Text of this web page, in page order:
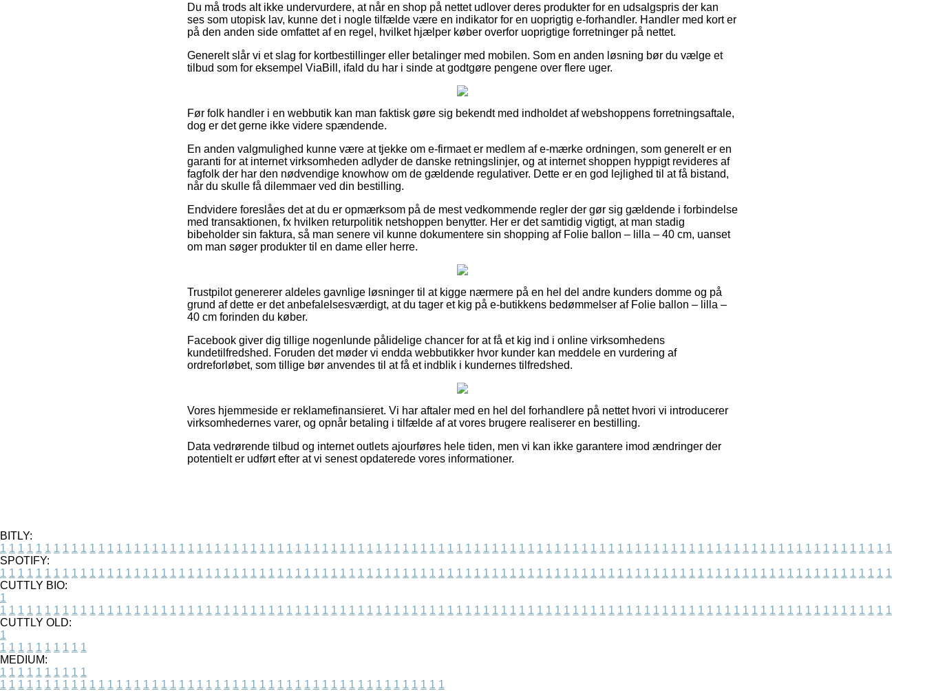
Du må trods alt ikke undervurdere, at når en shop på nettet udlover deres produkter for en udsalgspris der kan
ses som utopisk lav, kunne det i nogle tilfælde være en indikator for en uoprigtig e-forhandler. Handler med kort er
på den anden side omfattet af en regel, hvilket hjælper køber overfor uoprigtige forretninger på nettet.
Generelt slår vi et slag for kortbestillinger eller betalinger med mobilen. Som en anden løsning bør du vælge et
tilbud som for eksempel ViaBill, ifald du har i sinde at godtgøre pengene over flere uger.
Før folk handler i en webbutik kan man faktisk gøre sig bekendt med indholdet af webshoppens forretningsaftale,
dog er det gerne ikke videre spændende.
En anden valgmulighed kunne være at tjekke om e-firmaet er medlem af e-mærke ordningen, som generelt er en
garanti for at internet virksomheden adlyder de danske retningslinjer, og at internet shoppen hyppigt revideres af
fagfolk der har den nødvendige knowhow om de gældende regulativer. Dette er en god lejlighed til at få bistand,
når du skulle få dilemmaer ved din bestilling.
Endvidere foreslåes det at du er opmærksom på de mest vedkommende regler der gør sig gældende i forbindelse
med transaktionen, fx hvilken returpolitik netshoppen benytter. Her er det samtidig vigtigt, at man stadig
bibeholder sin faktura, så man senere vil kunne dokumentere sin shopping af Folie ballon – lilla – 40 cm, uanset
om man søger produkter til en dame eller herre.
Trustpilot genererer aldeles gavnlige løsninger til at kigge nærmere på en hel del andre kunders domme og på
grund af dette er det anbefalelsesværdigt, at du tager et kig på e-butikkens bedømmelser af Folie ballon – lilla –
40 cm forinden du køber.
Facebook giver dig tillige nogenlunde pålidelige chancer for at få et kig ind i online virksomhedens
kundetilfredshed. Foruden det møder vi endda webbutikker hvor kunder kan meddele en vurdering af
ordreforløbet, som tillige bør anvendes til at få et indblik i kundernes tilfredshed.
Vores hjemmeside er reklamefinansieret. Vi har aftaler med en hel del forhandlere på nettet hvori vi introducerer
virksomhedernes varer, og opnår betaling i tilfælde af at vores brugere realiserer en bestilling.
Data vedrørende tilbud og internet outlets ajourføres hele tiden, men vi kan ikke garantere imod ændringer der
potentielt er udført efter at vi senest opdaterede vores informationer.
BITLY:
1 1 1 1 1 1 1 1 1 1 1 1 1 1 1 1 1 1 1 1 1 1 1 1 1 1 1 1 1 1 1 1 1 1 1 1 1 1 1 1 1 1 1 1 1 1 1 1 1 1 1 1 1 1 1 1 1 1 1 1 1 1 1 1 1 1 1 1 1 1 1 1 1 1 1 1 1 1 1 1 1 1 1 1 1 1 1 1 1 1 1 1 1 1 1 1 1 1 1 1
SPOTIFY:
1 1 1 1 1 1 1 1 1 1 1 1 1 1 1 1 1 1 1 1 1 1 1 1 1 1 1 1 1 1 1 1 1 1 1 1 1 1 1 1 1 1 1 1 1 1 1 1 1 1 1 1 1 1 1 1 1 1 1 1 1 1 1 1 1 1 1 1 1 1 1 1 1 1 1 1 1 1 1 1 1 1 1 1 1 1 1 1 1 1 1 1 1 1 1 1 1 1 1 1
CUTTLY BIO:
1
1 1 1 1 1 1 1 1 1 1 1 1 1 1 1 1 1 1 1 1 1 1 1 1 1 1 1 1 1 1 1 1 1 1 1 1 1 1 1 1 1 1 1 1 1 1 1 1 1 1 1 1 1 1 1 1 1 1 1 1 1 1 1 1 1 1 1 1 1 1 1 1 1 1 1 1 1 1 1 1 1 1 1 1 1 1 1 1 1 1 1 1 1 1 1 1 1 1 1 1
CUTTLY OLD:
1
1 1 1 1 1 1 1 1 1 1
MEDIUM:
1 1 1 1 1 1 1 1 1 1
1 1 1 1 1 1 1 1 1 1 1 1 1 1 1 1 1 1 1 1 1 1 1 1 1 1 1 1 1 1 1 1 1 1 1 1 1 1 1 1 1 1 1 1 1 1 1 1 1 1